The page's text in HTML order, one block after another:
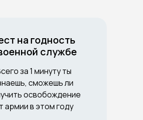
на годность
службе
за 1 минуту ты
сможешь ли
освобождение
армии в этом году